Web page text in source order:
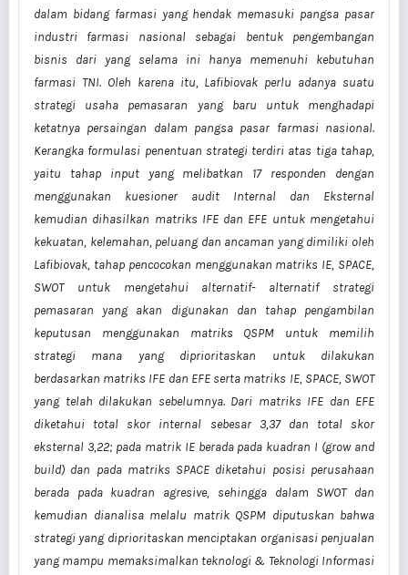
dalam bidang farmasi yang hendak memasuki pangsa pasar
industri farmasi nasional sebagai bentuk pengembangan
bisnis dari yang selama ini hanya memenuhi kebutuhan
farmasi TNI. Oleh karena itu, Lafibiovak perlu adanya suatu
strategi usaha pemasaran yang baru untuk menghadapi
ketatnya persaingan dalam pangsa pasar farmasi nasional.
Kerangka formulasi penentuan strategi terdiri atas tiga tahap,
yaitu tahap input yang melibatkan 17 responden dengan
menggunakan kuesioner audit Internal dan Eksternal
kemudian dihasilkan matriks IFE dan EFE untuk mengetahui
kekuatan, kelemahan, peluang dan ancaman yang dimiliki oleh
Lafibiovak, tahap pencocokan menggunakan matriks IE, SPACE,
SWOT untuk mengetahui alternatif- alternatif strategi
pemasaran yang akan digunakan dan tahap pengambilan
keputusan menggunakan matriks QSPM untuk memilih
strategi mana yang diprioritaskan untuk dilakukan
berdasarkan matriks IFE dan EFE serta matriks IE, SPACE, SWOT
yang telah dilakukan sebelumnya. Dari matriks IFE dan EFE
diketahui total skor internal sebesar 3,37 dan total skor
eksternal 3,22; pada matrik IE berada pada kuadran I (grow and
build) dan pada matriks SPACE diketahui posisi perusahaan
berada pada kuadran agresive, sehingga dalam SWOT dan
kemudian dianalisa melalu matrik QSPM diputuskan bahwa
strategi yang diprioritaskan menciptakan organisasi penjualan
yang mampu memaksimalkan teknologi & Teknologi Informasi